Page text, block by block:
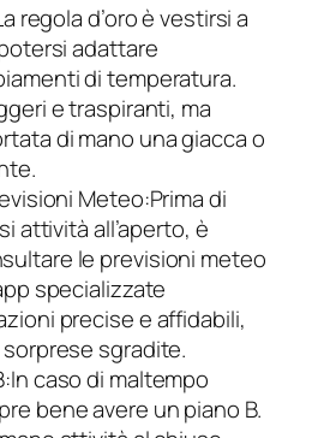
regola d’oro è vestirsi a
adattare
di temperatura.
e traspiranti, ma
di mano una giacca o
Meteo:Prima di
attività all’aperto, è
le previsioni meteo
specializzate
precise e affidabili,
sgradite.
caso di maltempo
bene avere un piano B.